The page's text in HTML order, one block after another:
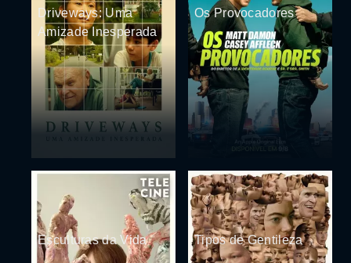
Driveways: Uma
Amizade Inesperada
Os Provocadores
Esculturas da Vida Tipos de Gentileza